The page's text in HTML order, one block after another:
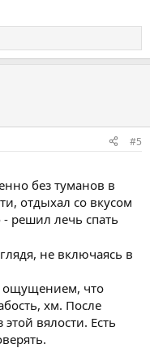
#5
без туманов в
отдыхал со вкусом
решил лечь спать
не включаясь в
ощущением, что
хм. После
вялости. Есть